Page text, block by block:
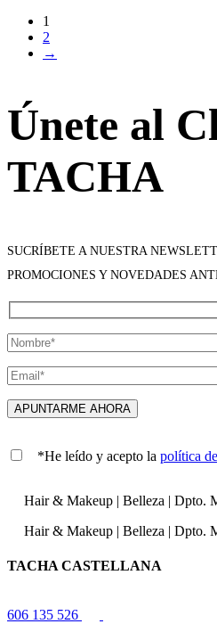
1
2
→
Únete al
TACHA
SUCRÍBETE A NUESTRA
PROMOCIONES Y NOVEDADES
*He leído y acepto la política
Hair & Makeup | Belleza | Dpto.
Hair & Makeup | Belleza | Dpto.
TACHA CASTELLANA
606 135 526